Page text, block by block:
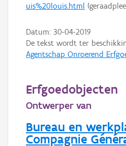
uis%20louis.html
Datum: 30-04-2019
De tekst wordt ter
Agentschap Onroerend
Erfgoedobjecten
Ontwerper van
Bureau en
Compagnie